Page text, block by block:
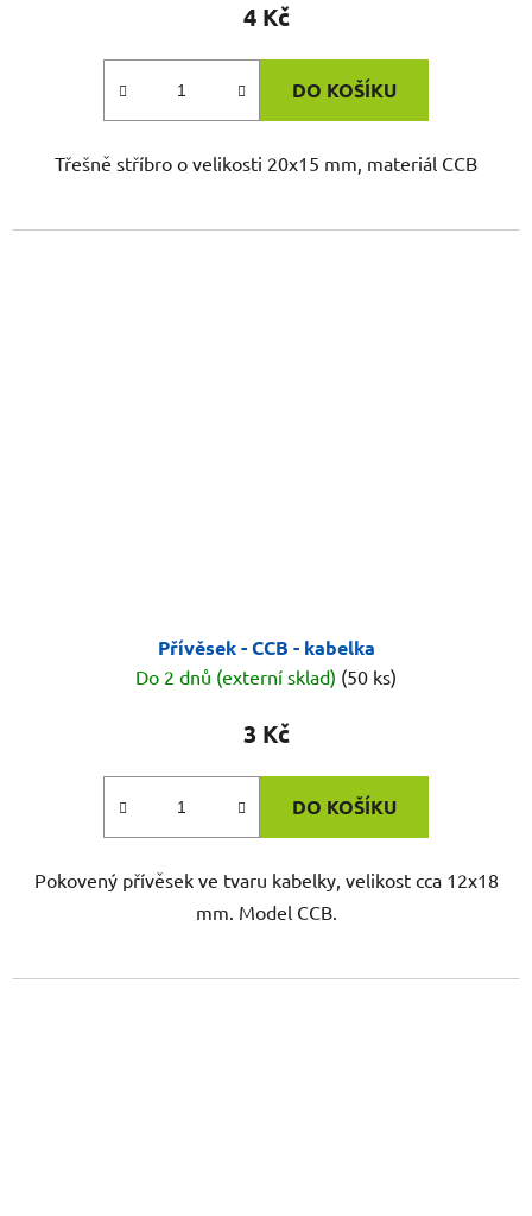
4 Kč
DO KOŠÍKU
Třešně stříbro o velikosti 20x15 mm, materiál CCB
Přívěsek - CCB - kabelka
Do 2 dnů (externí sklad) (50 ks)
3 Kč
DO KOŠÍKU
Pokovený přívěsek ve tvaru kabelky, velikost cca 12x18
mm. Model CCB.